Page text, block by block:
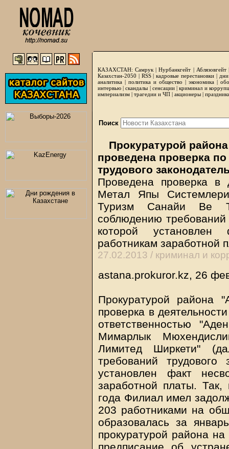
КАЗАХСТАН: Самрук |Нурбанкгейт | Аблязовгейт
Казахстан-2050 | RSS|кадровые перестановки|
аналитика | политика и общество | экономика |
интервью |скандалы | сенсации|криминал и
империализм | трагедии и ЧП | акционеры |
Поиск
Прокуратурой
проведена проверка
трудового
Проведена проверка
Метал Япы
Туризм Санайи Ве
соблюдению требований
которой установлен
работникам заработной
27.02.2013 / криминал и
astana.prokuror.kz, 26
Прокуратурой района
проверка в
ответственностью
Мимарлык
Лимитед Ширкети"
требований трудового
установлен факт
заработной платы.
года Филиал имел
203 работниками на
образовалась за
прокуратурой района